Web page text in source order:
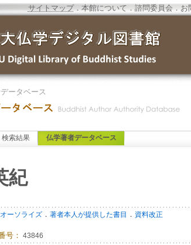
サイトマップ．本館について．諮問委員会． お
ータベース
検索結果 仏学著者データベース
紀
ーソライズ． 著者本人が提供した書目 ． 資料改正
号： 43846